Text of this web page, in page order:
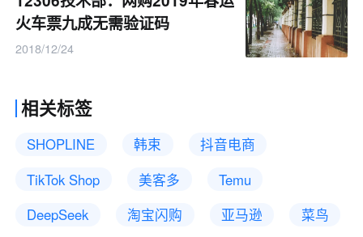
火车票九成无需验证码
2018/12/24
相关标签
SHOPLINE 韩束
抖音电商
TikTok Shop
美客多
Temu
DeepSeek
淘宝闪购 亚马逊 菜鸟